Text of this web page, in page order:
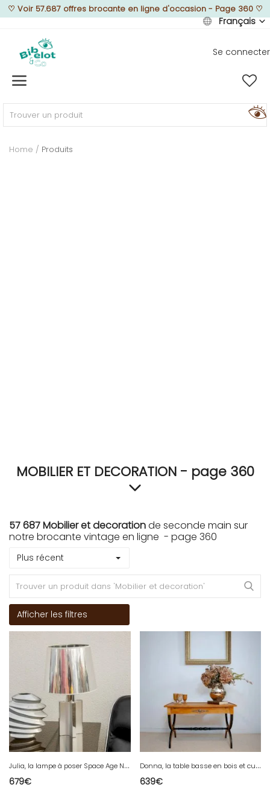
♡ Voir 57.687 offres brocante en ligne d'occasion - Page 360♡
Français
Se connecter
Home
MEUBLEZ
Home Produits
MOBILIER ET DECORATION - page 360
57 687 Mobilier et decorationde seconde main sur
notre brocante vintage en ligne - page 360
Plus récent
Afficher les filtres
J
ulia, la lampe à poser Space Age N°624
679€
D
onna, la table basse en bois et cuir N°720
639€